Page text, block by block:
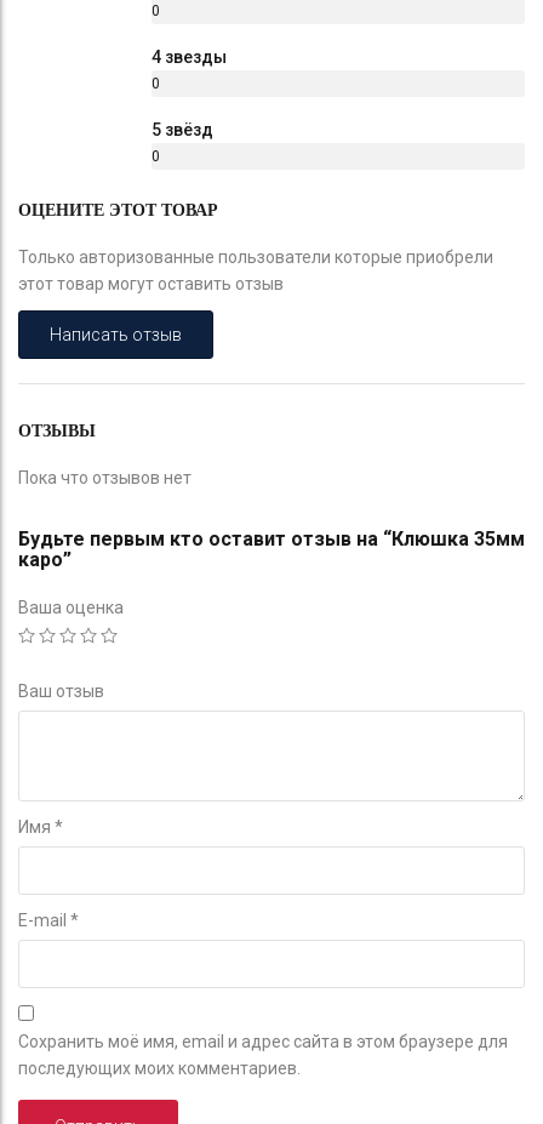
0
4 звезды
0
5 звёзд
0
ОЦЕНИТЕ ЭТОТ ТОВАР
Только авторизованные пользователи которые приобрели
этот товар могут оставить отзыв
Написать отзыв
ОТЗЫВЫ
Пока что отзывов нет
Будьте первым кто оставит отзыв на “Клюшка 35мм
каро”
Ваша оценка
Ваш отзыв
Имя *
E-mail *
Сохранить моё имя, email и адрес сайта в этом браузере для
последующих моих комментариев.